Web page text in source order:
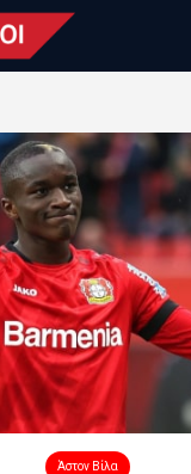
CALLING
Άστον Βίλα